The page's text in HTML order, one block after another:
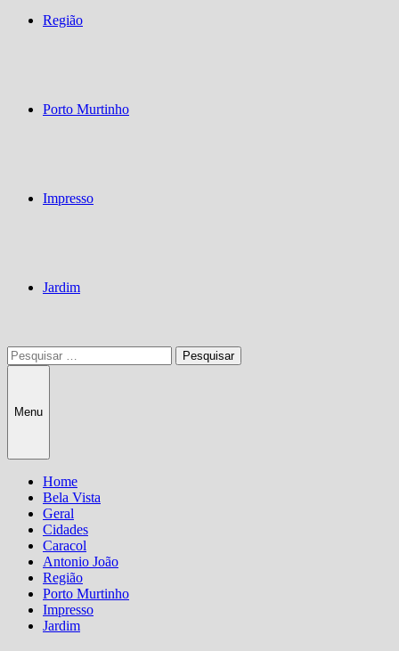
Região
Porto Murtinho
Impresso
Jardim
Pesquisar
por:
Menu
Home
Bela Vista
Geral
Cidades
Caracol
Antonio João
Região
Porto Murtinho
Impresso
Jardim